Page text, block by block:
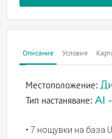
Описание Условия
Местоположение:
Тип настаняване:AI
• 7 нощувки на база